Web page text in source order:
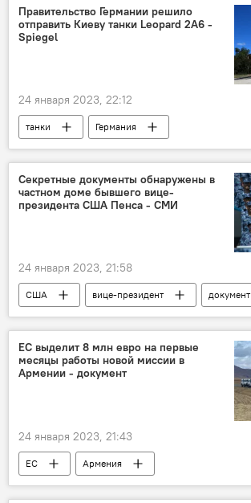
Азербайджан
Нагорный Карабах
Лачинский коридор
Правительство Германии решило
отправить Киеву танки Leopard 2A6 -
Spiegel
24 января 2023, 22:12
танки Германия
Секретные документы обнаружены в
частном доме бывшего вице-
президента США Пенса - СМИ
24 января 2023, 21:58
США вице-президент
документ
В мире
скандал
ЕС выделит 8 млн евро на первые
месяцы работы новой миссии в
Армении - документ
24 января 2023, 21:43
ЕС Армения